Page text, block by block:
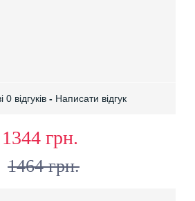
0 відгуків - Написати відгук
1344 грн.
1464 грн.